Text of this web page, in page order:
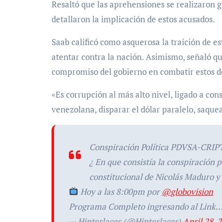
Resaltó que las aprehensiones se realizaron g
detallaron la implicación de estos acusados.
Saab calificó como asquerosa la traición de
atentar contra la nación. Asimismo, señaló
compromiso del gobierno en combatir estos
«Es corrupción al más alto nivel, ligado a
venezolana, disparar el dólar paralelo,
Conspiración Política PDVSA-
¿ En que consistía la
constitucional de Nicolás Maduro
Hoy a las 8:00pm por@globovision
Programa Completo ingresando al